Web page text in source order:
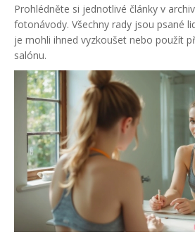
Prohlédněte si jednotlivé články v
fotonávody. Všechny rady jsou psané
je mohli ihned vyzkoušet nebo použít
salónu.